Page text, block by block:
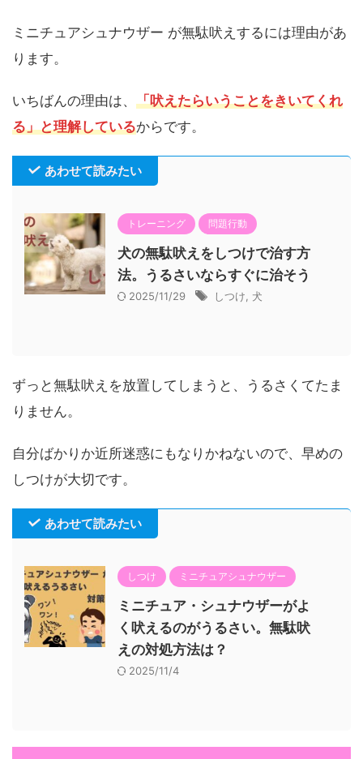
ミニチュアシュナウザー が無駄吠えするには理由があ
ります。
いちばんの理由は、 「吠えたらいうことをきいてくれ
る」と理解しているからです。
あわせて読みたい
トレーニング 問題行動
犬の無駄吠えをしつけで治す方
法。うるさいならすぐに治そう
2025/11/29 しつけ, 犬
ずっと無駄吠えを放置してしまうと、うるさくてたま
りません。
自分ばかりか近所迷惑にもなりかねないので、早めの
しつけが大切です。
あわせて読みたい
しつけ ミニチュアシュナウザー
ミニチュア・シュナウザーがよ
く吠えるのがうるさい。無駄吠
えの対処方法は？
2025/11/4